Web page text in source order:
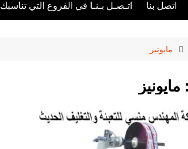
اتصل بنا اتـصـل بـنـا في الفروع التي تناسبك
مايونيز
مايونيز